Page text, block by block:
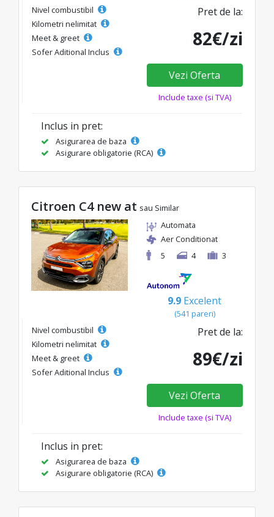
Nivel combustibil
Kilometri nelimitat
Meet & greet
Sofer Aditional Inclus
Pret de la:
82€/zi
Vezi Oferta
Include taxe (si TVA)
Inclus in pret:
Asigurarea de baza
Asigurare obligatorie (RCA)
Citroen C4 new at sau Similar
Automata
Aer Conditionat
5
4 3
9.9 Excelent
(541 pareri)
Nivel combustibil
Kilometri nelimitat
Meet & greet
Sofer Aditional Inclus
Pret de la:
89€/zi
Vezi Oferta
Include taxe (si TVA)
Inclus in pret:
Asigurarea de baza
Asigurare obligatorie (RCA)